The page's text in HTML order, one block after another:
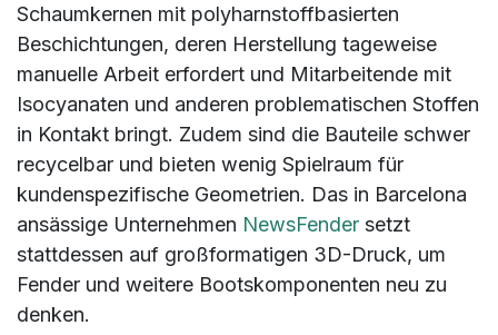
Schaumkernen mit polyharnstoffbasierten
Beschichtungen, deren Herstellung tageweise
manuelle Arbeit erfordert und Mitarbeitende mit
Isocyanaten und anderen problematischen Stoffen
in Kontakt bringt. Zudem sind die Bauteile schwer
recycelbar und bieten wenig Spielraum für
kundenspezifische Geometrien. Das in Barcelona
ansässige Unternehmen NewsFender setzt
stattdessen auf großformatigen 3D-Druck, um
Fender und weitere Bootskomponenten neu zu
denken.